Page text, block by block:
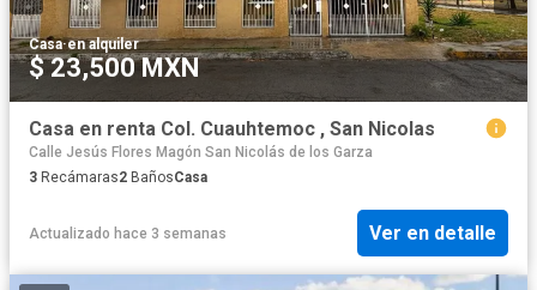
Casa·en alquiler
$ 23,500 MXN
Casa en renta Col. Cuauhtemoc , San Nicolas
Calle Jesús Flores Magón San Nicolás de los Garza
3 Recámaras2 BañosCasa
Actualizado hace 3 semanas Ver en detalle